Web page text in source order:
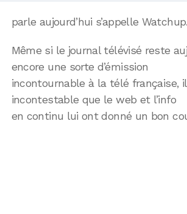
parle aujourd’hui s’appelle Watchup.
Même si le journal télévisé reste
encore une sorte d’émission
incontournable à la télé française,
incontestable que le web et l’info
en continu lui ont donné un bon